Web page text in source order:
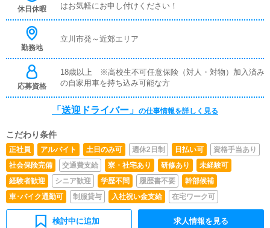
人、 ドライバーの仕事を本業にしている人など、様々な
適なお仕事です。ドライバーの業務を通じて「喜び」と
休日休暇
はお気軽にお申し付けください！
勤務地
立川市発～近郊エリア
応募資格
18歳以上 ※高校生不可任意保険（対人・対物）加入済み
の自家用車を持ち込み可能な方
「送迎ドライバー」 の仕事情報を詳しく見る
こだわり条件
正社員 アルバイト 土日のみ可 週休2日制 日払い可
資格手当あり
社会保険完備
交通費支給 寮・社宅あり 研修あり
未経験可
経験者歓迎
シニア歓迎 学歴不問 履歴書不要
幹部候補
車･バイク通勤可
制服貸与 入社祝い金支給 在宅ワーク可
検討中に追加 求人情報を見る